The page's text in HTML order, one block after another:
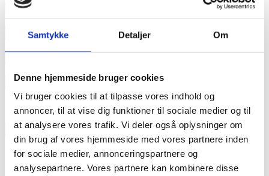
Samtykke Detaljer Om
Denne hjemmeside bruger cookies
Vi bruger cookies til at tilpasse vores indhold og
annoncer, til at vise dig funktioner til sociale medier og til
at analysere vores trafik. Vi deler også oplysninger om
din brug af vores hjemmeside med vores partnere inden
for sociale medier, annonceringspartnere og
analysepartnere. Vores partnere kan kombinere disse
Læs mere
annonce
annonce
Like us
RAINBOW BUSINESS DENMARK